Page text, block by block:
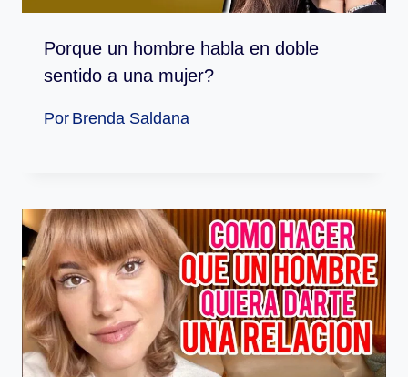
Porque un hombre habla en doble
sentido a una mujer?
Por Brenda Saldana